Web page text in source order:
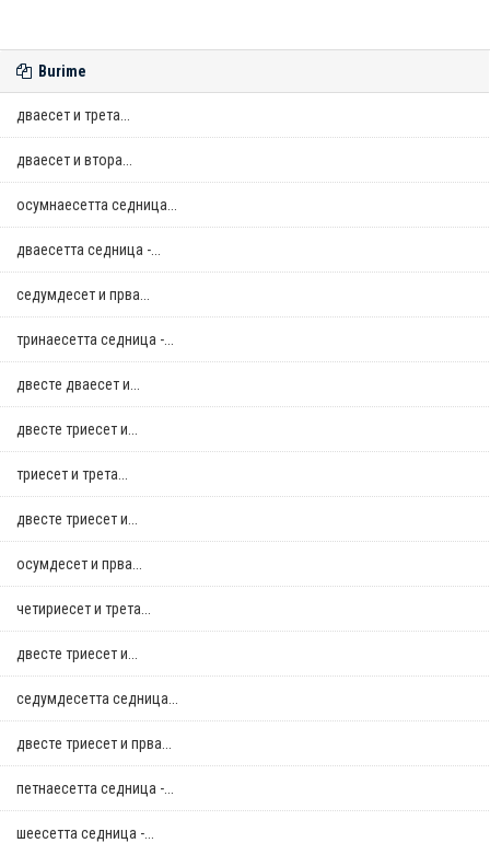
Burime
дваесет и трета...
дваесет и втора...
осумнaесетта седница...
дваесетта седница -...
седумдесет и прва...
тринаесетта седница -...
двестe дваесет и...
двестe триесет и...
триесет и трета...
двестe триесет и...
осумдесет и прва...
четириесет и трета...
двестe триесет и...
седумдесетта седница...
двестe триесет и прва...
петнаесетта седница -...
шеесетта седница -...